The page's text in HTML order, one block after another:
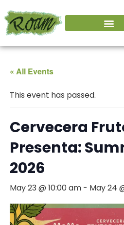
« All Events
This event has passed.
Cervecera
Presenta:
2026
May 23 @ 10:00 am - May 24